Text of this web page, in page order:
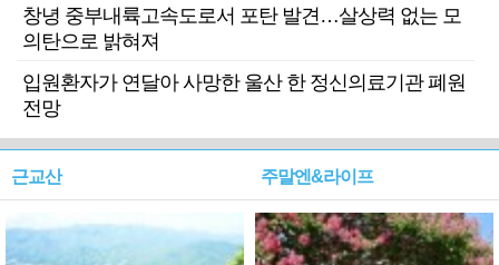
창녕 중부내륙고속도로서 포탄 발견…살상력 없는 모
의탄으로 밝혀져
입원환자가 연달아 사망한 울산 한 정신의료기관 폐원
전망
근교산 주말엔&라이프